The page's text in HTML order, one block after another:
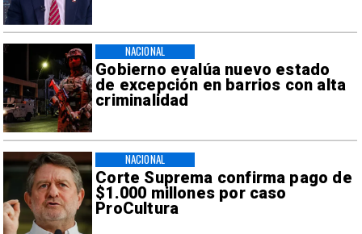
Gobierno evalúa nuevo estado
de excepción en barrios con alta
criminalidad
NACIONAL
Corte Suprema confirma pago de
$1.000 millones por caso
ProCultura
NACIONAL